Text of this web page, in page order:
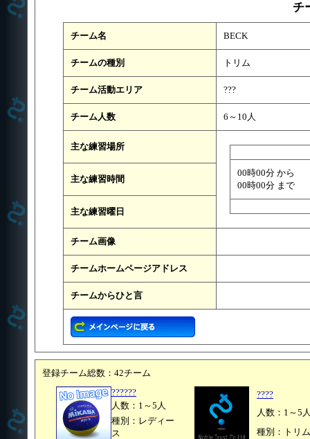
チ
チーム名 BECK
チームの種別 トリム
チーム活動エリア ???
チーム人数 6～10人
主な練習場所
00時00分 から
00時00分 まで
主な練習時間
主な練習曜日
チーム画像
チームホームページアドレス
チームからひと言
登録チーム総数：42チーム
??????
人数：1～5人
種別：レディー
ス
????
人数：1～5
種別：トリム